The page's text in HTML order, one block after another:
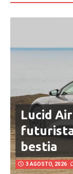
Lucid
bestia
3 AGOSTO, 2026